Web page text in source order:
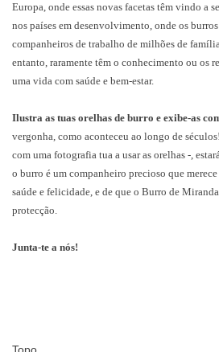
Europa, onde essas novas facetas têm vindo a
nos países em desenvolvimento, onde os
companheiros de trabalho de milhões de
entanto, raramente têm o conhecimento ou os
uma vida com saúde e bem-estar.
Ilustra as tuas orelhas de burro e exibe-as
vergonha, como aconteceu ao longo de
com uma fotografia tua a usar as orelhas -,
o burro é um companheiro precioso que
saúde e felicidade, e de que o Burro de
protecção.
Junta-te a nós!